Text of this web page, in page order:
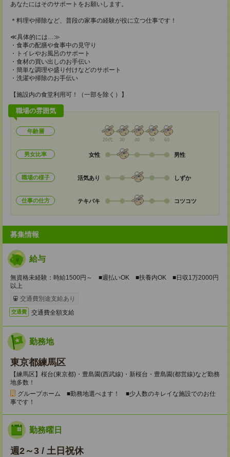
あなたにはそのサポートをお願いします。
＊料理や掃除など、普段の家事の経験が役に立つ仕事です！
≪具体的には…≫
・食事の配膳や食事中の見守り
・トイレやお風呂のサポート
・食材の買い出しのお手伝い
・簡単な調理や盛り付けなどのサポート
・洗濯や掃除のお手伝い
【施設内の食堂利用可！（一部を除く）】
職場の雰囲気
年齢層
20代 30 40 50 60
男女比率 女性 男性
職場の様子 活気あり しずか
仕事の仕方 テキパキ コツコツ
募集情報
給与
無資格未経験：時給1500円～ ■週払いOK ■扶養内OK ■日収1万2000円
以上
交通費別途支給あり
交通費 交通費全額支給
勤務地
東京都練馬区
【練馬区】桜台(東京都)・豊島園(西武線)・新桜台・豊島園(都営線)など勤務
地多数！
グループホーム ■勤務地選べます！ ■少人数のキレイな施設でのお仕
事です！
勤務曜日
週2～3 / 土日祝休